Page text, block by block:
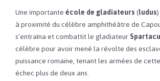
Une importanteécole de gladiateurs(ludus
à proximité du célèbre amphithéâtre de
s’entraîna et combattit le gladiateur
célèbre pour avoir mené la révolte des
puissance romaine, tenant les armées de
échec plus de deux ans.